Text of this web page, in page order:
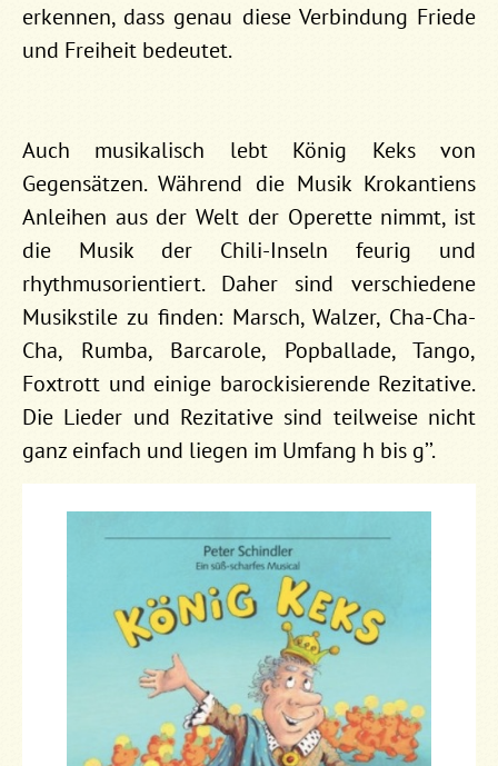
erkennen, dass genau diese Verbindung Friede
und Freiheit bedeutet.
Auch musikalisch lebt König Keks von
Gegensätzen. Während die Musik Krokantiens
Anleihen aus der Welt der Operette nimmt, ist
die Musik der Chili-Inseln feurig und
rhythmusorientiert. Daher sind verschiedene
Musikstile zu finden: Marsch, Walzer, Cha-Cha-
Cha, Rumba, Barcarole, Popballade, Tango,
Foxtrott und einige barockisierende Rezitative.
Die Lieder und Rezitative sind teilweise nicht
ganz einfach und liegen im Umfang h bis g’’.